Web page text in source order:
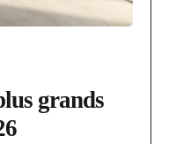
grands